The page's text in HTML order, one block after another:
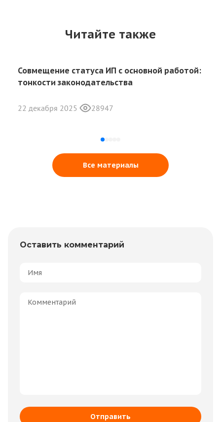
Читайте также
Совмещение статуса ИП с основной работой:
тонкости законодательства
22 декабря 2025 28947
Все материалы
Оставить комментарий
Отправить